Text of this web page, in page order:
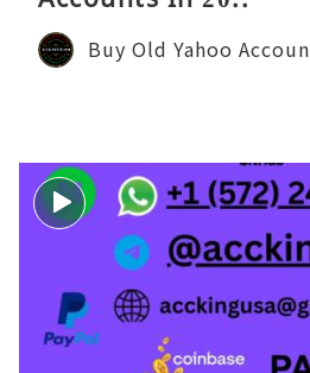
Buy Old Yahoo Accoun